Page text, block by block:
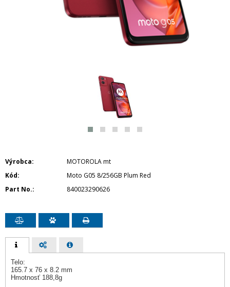
Výrobca
MOTOROLA mt
Kód
Moto G05 8/256GB Plum Red
Part No.
840023290626
Telo:
165.7 x 76 x 8.2 mm
Hmotnosť 188,8g